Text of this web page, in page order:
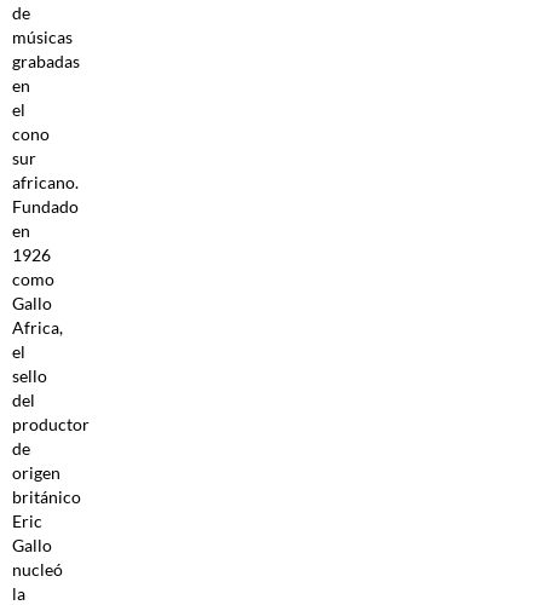
de
músicas
grabadas
en
el
cono
sur
africano.
Fundado
en
1926
como
Gallo
Africa,
el
sello
del
productor
de
origen
británico
Eric
Gallo
nucleó
la